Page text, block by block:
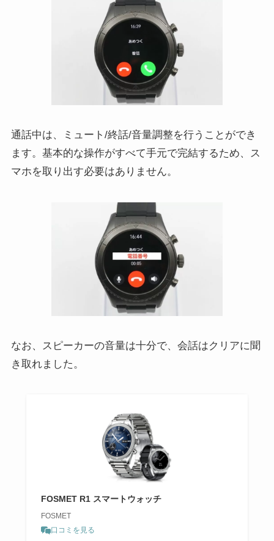
通話中は、ミュート/終話/音量調整を行うことができ
ます。基本的な操作がすべて手元で完結するため、ス
マホを取り出す必要はありません。
なお、スピーカーの音量は十分で、会話はクリアに聞
き取れました。
FOSMET R1 スマートウォッチ
FOSMET
口コミを見る